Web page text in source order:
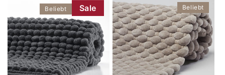
Beliebt Sale Beliebt